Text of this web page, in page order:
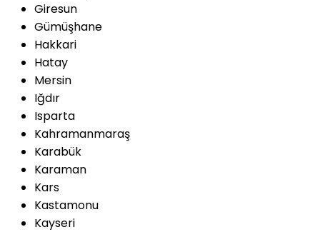
Giresun
Gümüşhane
Hakkari
Hatay
Mersin
Iğdır
Isparta
Kahramanmaraş
Karabük
Karaman
Kars
Kastamonu
Kayseri